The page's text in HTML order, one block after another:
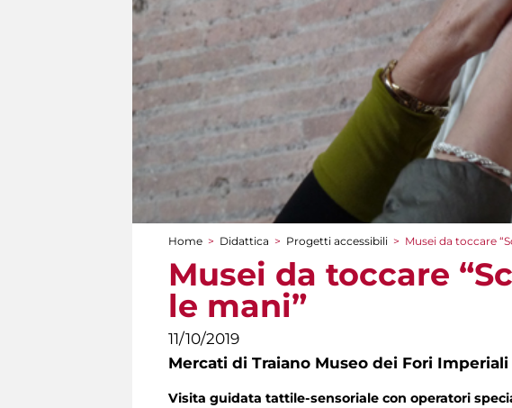
Tu sei qui
Home > Didattica > Progetti accessibili > Musei da toccare
Musei da toccare
le mani”
11/10/2019
Mercati di Traiano Museo dei Fori Imperiali
Visita guidata tattile-sensoriale con operatori